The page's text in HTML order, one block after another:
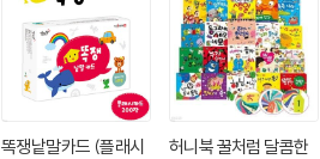
똑쟁낱말카드 (플래시
허니북 꿀처럼 달콤한